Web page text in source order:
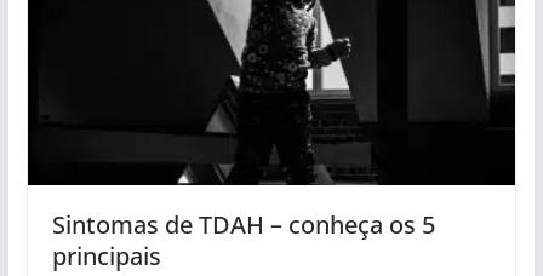
Sintomas de TDAH – conheça os 5
principais